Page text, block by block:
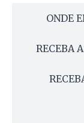
ONDE
RECEBA